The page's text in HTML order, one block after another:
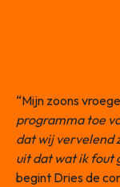
“Mijn zoons
programma toe
dat wij vervelend
uit dat wat ik fout
begint Dries de